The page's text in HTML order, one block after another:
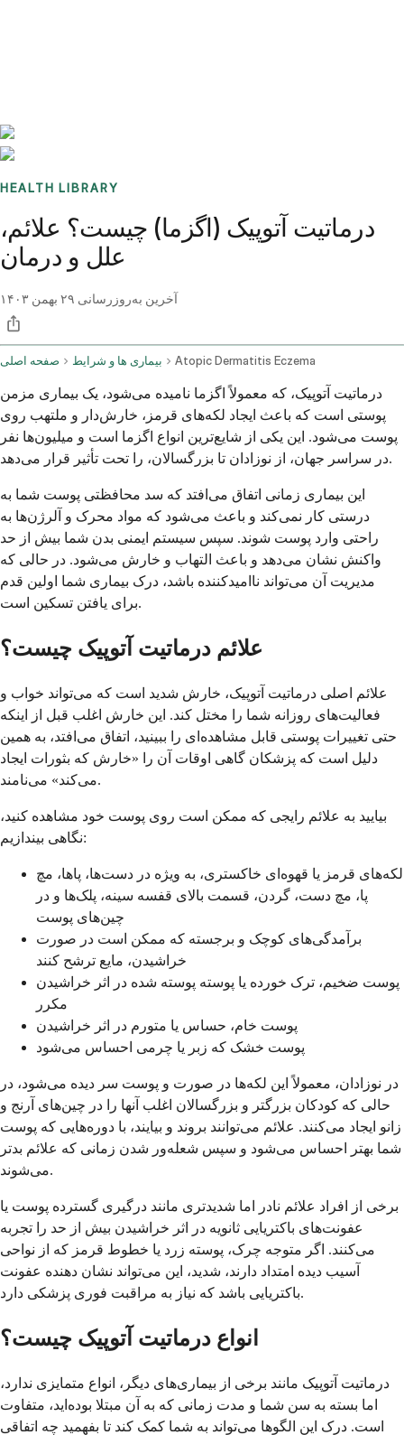
HEALTH LIBRARY
درماتیت آتوپیک (اگزما) چیست؟ علائم،
علل و درمان
آخرین به‌روزرسانی ۲۹ بهمن ۱۴۰۳
صفحه اصلی بیماری ها و شرایط Atopic Dermatitis Eczema
درماتیت آتوپیک، که معمولاً اگزما نامیده می‌شود، یک بیماری مزمن
پوستی است که باعث ایجاد لکه‌های قرمز، خارش‌دار و ملتهب روی
پوست می‌شود. این یکی از شایع‌ترین انواع اگزما است و میلیون‌ها نفر
در سراسر جهان، از نوزادان تا بزرگسالان، را تحت تأثیر قرار می‌دهد.
این بیماری زمانی اتفاق می‌افتد که سد محافظتی پوست شما به
درستی کار نمی‌کند و باعث می‌شود که مواد محرک و آلرژن‌ها به
راحتی وارد پوست شوند. سپس سیستم ایمنی بدن شما بیش از حد
واکنش نشان می‌دهد و باعث التهاب و خارش می‌شود. در حالی که
مدیریت آن می‌تواند ناامیدکننده باشد، درک بیماری شما اولین قدم
برای یافتن تسکین است.
علائم درماتیت آتوپیک چیست؟
علائم اصلی درماتیت آتوپیک، خارش شدید است که می‌تواند خواب و
فعالیت‌های روزانه شما را مختل کند. این خارش اغلب قبل از اینکه
حتی تغییرات پوستی قابل مشاهده‌ای را ببینید، اتفاق می‌افتد، به همین
دلیل است که پزشکان گاهی اوقات آن را «خارش که بثورات ایجاد
می‌کند» می‌نامند.
بیایید به علائم رایجی که ممکن است روی پوست خود مشاهده کنید،
نگاهی بیندازیم:
لکه‌های قرمز یا قهوه‌ای خاکستری، به ویژه در دست‌ها، پاها، مچ
پا، مچ دست، گردن، قسمت بالای قفسه سینه، پلک‌ها و در
چین‌های پوست
برآمدگی‌های کوچک و برجسته که ممکن است در صورت
خراشیدن، مایع ترشح کنند
پوست ضخیم، ترک خورده یا پوسته پوسته شده در اثر خراشیدن
مکرر
پوست خام، حساس یا متورم در اثر خراشیدن
پوست خشک که زبر یا چرمی احساس می‌شود
در نوزادان، معمولاً این لکه‌ها در صورت و پوست سر دیده می‌شود، در
حالی که کودکان بزرگتر و بزرگسالان اغلب آنها را در چین‌های آرنج و
زانو ایجاد می‌کنند. علائم می‌توانند بروند و بیایند، با دوره‌هایی که پوست
شما بهتر احساس می‌شود و سپس شعله‌ور شدن زمانی که علائم بدتر
می‌شوند.
برخی از افراد علائم نادر اما شدیدتری مانند درگیری گسترده پوست یا
عفونت‌های باکتریایی ثانویه در اثر خراشیدن بیش از حد را تجربه
می‌کنند. اگر متوجه چرک، پوسته زرد یا خطوط قرمز که از نواحی
آسیب دیده امتداد دارند، شدید، این می‌تواند نشان دهنده عفونت
باکتریایی باشد که نیاز به مراقبت فوری پزشکی دارد.
انواع درماتیت آتوپیک چیست؟
درماتیت آتوپیک مانند برخی از بیماری‌های دیگر، انواع متمایزی ندارد،
اما بسته به سن شما و مدت زمانی که به آن مبتلا بوده‌اید، متفاوت
است. درک این الگوها می‌تواند به شما کمک کند تا بفهمید چه اتفاقی